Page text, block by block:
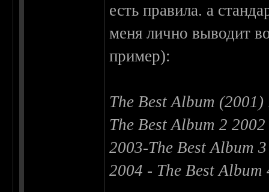
есть правила. а
меня лично выводит
пример):
The Best Album (2001)
The Best Album 2
2003-The Best Album
2004 - The Best